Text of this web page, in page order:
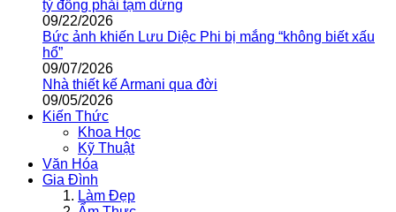
tỷ đồng phải tạm dừng
09/22/2026
Bức ảnh khiến Lưu Diệc Phi bị mắng “không biết xấu
hổ”
09/07/2026
Nhà thiết kế Armani qua đời
09/05/2026
Kiến Thức
Khoa Học
Kỹ Thuật
Văn Hóa
Gia Đình
Làm Đẹp